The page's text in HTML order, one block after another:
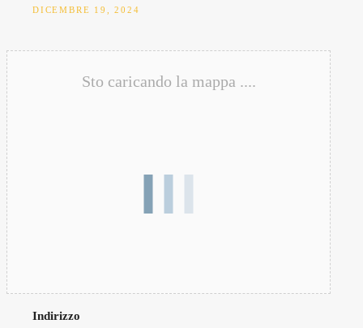
DICEMBRE 19, 2024
Sto caricando la mappa ....
Indirizzo